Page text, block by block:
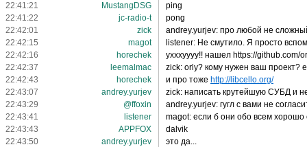
22:41:21
MustangDSG
ping
22:41:22
jc-radio-t
pong
22:42:01
zick
andrey.yurjev: про любой не
22:42:15
magot
listener: Не смутило. Я просто
22:42:16
horechek
ухххуууу!! нашел https://github.com/
22:42:37
leemalmac
zick: orly? кому нужен ваш проект?
22:42:43
horechek и про тоже http://libcello.org/
22:43:07
andrey.yurjev
zick: написать крутейшую СУБД и
22:43:29
@ffoxin
andrey.yurjev: гугл с вами не
22:43:41
listener
magot: если б они обо всем
22:43:43
APPFOX
dalvik
22:43:50
andrey.yurjev
это да...